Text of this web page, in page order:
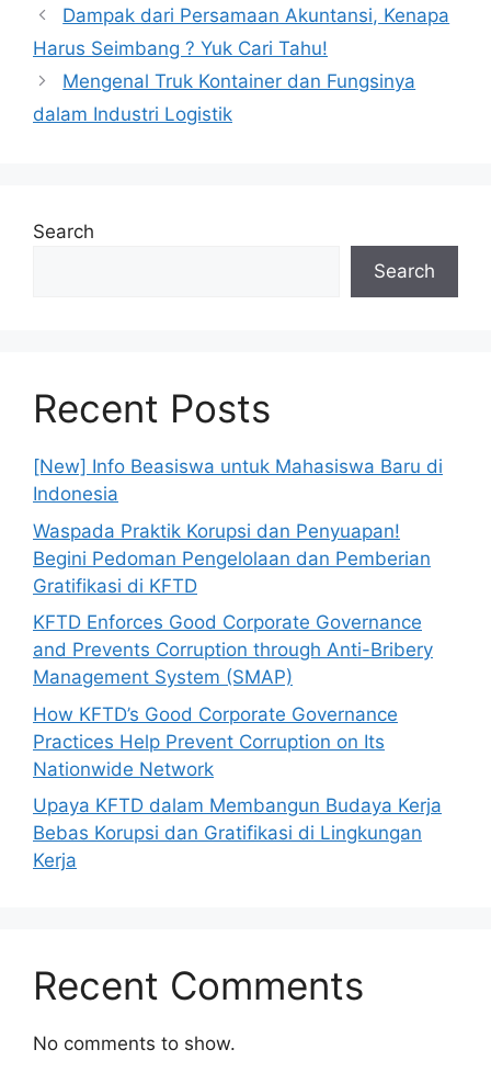
Dampak dari Persamaan Akuntansi, Kenapa
Harus Seimbang ? Yuk Cari Tahu!
Mengenal Truk Kontainer dan Fungsinya
dalam Industri Logistik
Search
Search
Recent Posts
[New] Info Beasiswa untuk Mahasiswa Baru di
Indonesia
Waspada Praktik Korupsi dan Penyuapan!
Begini Pedoman Pengelolaan dan Pemberian
Gratifikasi di KFTD
KFTD Enforces Good Corporate Governance
and Prevents Corruption through Anti-Bribery
Management System (SMAP)
How KFTD’s Good Corporate Governance
Practices Help Prevent Corruption on Its
Nationwide Network
Upaya KFTD dalam Membangun Budaya Kerja
Bebas Korupsi dan Gratifikasi di Lingkungan
Kerja
Recent Comments
No comments to show.